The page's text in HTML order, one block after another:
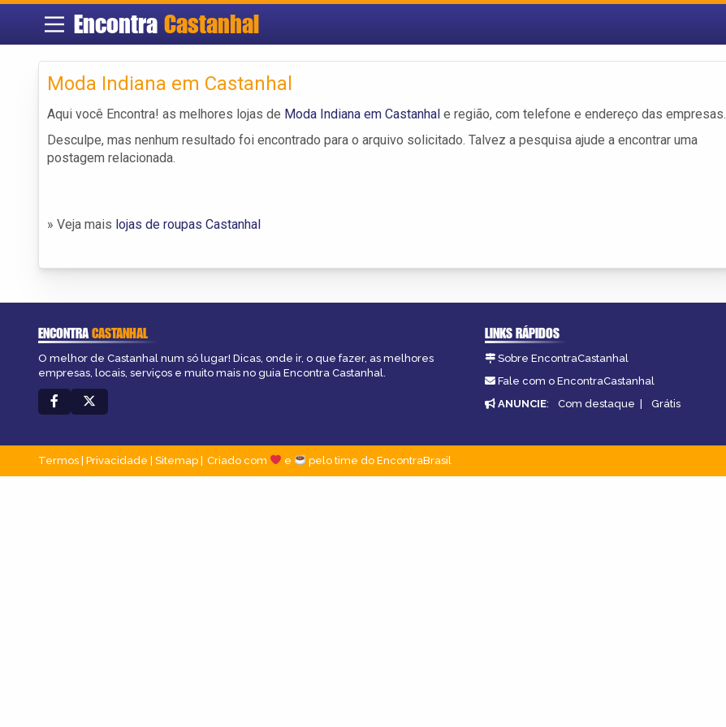
Encontra Castanhal
Moda Indiana em Castanhal
Aqui você Encontra! as melhores lojas de Moda Indiana em Castanhal e região, com telefone e endereço das empresas.
Desculpe, mas nenhum resultado foi encontrado para o arquivo solicitado. Talvez a pesquisa ajude a encontrar uma
postagem relacionada.
» Veja mais lojas de roupas Castanhal
ENCONTRACASTANHAL
O melhor de Castanhal num só lugar! Dicas, onde ir, o que fazer, as melhores
empresas, locais, serviços e muito mais no guia Encontra Castanhal.
LINKS RÁPIDOS
Sobre EncontraCastanhal
Fale com o EncontraCastanhal
ANUNCIE: Com destaque | Grátis
Termos Privacidade Sitemap Criado com e pelo time do EncontraBrasil